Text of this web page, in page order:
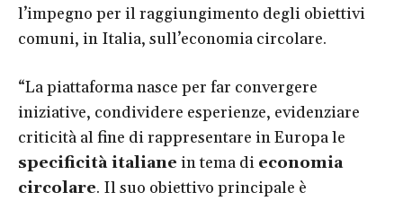
l’impegno per il raggiungimento degli obiettivi
comuni, in Italia, sull’economia circolare.
“La piattaforma nasce per far convergere
iniziative, condividere esperienze, evidenziare
criticità al fine di rappresentare in Europa le
specificità italiane in tema di economia
circolare. Il suo obiettivo principale è